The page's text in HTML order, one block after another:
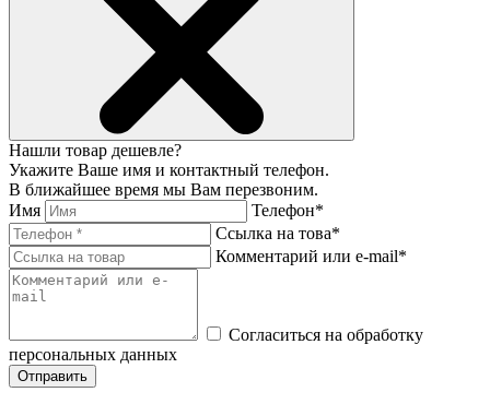
Нашли товар дешевле?
Укажите Ваше имя и контактный телефон.
В ближайшее время мы Вам перезвоним.
Имя
Телефон*
Ссылка на това*
Комментарий или e-mail*
Согласиться на обработку
персональных данных
Отправить